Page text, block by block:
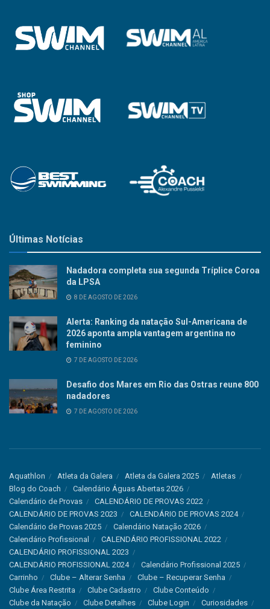
Últimas Notícias
Nadadora completa sua segunda Tríplice Coroa
da LPSA
8 DE AGOSTO DE 2026
Alerta: Ranking da natação Sul-Americana de
2026 aponta ampla vantagem argentina no
feminino
7 DE AGOSTO DE 2026
Desafio dos Mares em Rio das Ostras reune 800
nadadores
7 DE AGOSTO DE 2026
Aquathlon Atleta da Galera Atleta da Galera 2025
Atletas
Blog do Coach
Calendário Águas Abertas 2026
Calendário de Provas
CALENDÁRIO DE PROVAS 2022
CALENDÁRIO DE PROVAS 2023
CALENDÁRIO DE PROVAS 2024
Calendário de Provas 2025
Calendário Natação 2026
Calendário Profissional
CALENDÁRIO PROFISSIONAL 2022
CALENDÁRIO PROFISSIONAL 2023
CALENDÁRIO PROFISSIONAL 2024
Calendário Profissional 2025
Carrinho
Clube – Alterar Senha
Clube – Recuperar Senha
Clube Área Restrita
Clube Cadastro
Clube Conteúdo
Clube da Natação
Clube Detalhes Clube Login Curiosidades